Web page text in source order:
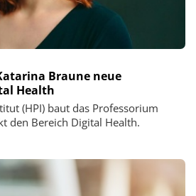
Braune neue
Health
(HPI) baut das Professorium
den Bereich Digital Health.